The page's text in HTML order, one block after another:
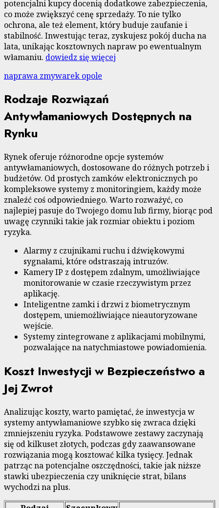
potencjalni kupcy docenią dodatkowe zabezpieczenia,
co może zwiększyć cenę sprzedaży. To nie tylko
ochrona, ale też element, który buduje zaufanie i
stabilność. Inwestując teraz, zyskujesz pokój ducha na
lata, unikając kosztownych napraw po ewentualnym
włamaniu. dowiedz się więcej
naprawa zmywarek opole
Rodzaje Rozwiązań
Antywłamaniowych Dostępnych na
Rynku
Rynek oferuje różnorodne opcje systemów
antywłamaniowych, dostosowane do różnych potrzeb i
budżetów. Od prostych zamków elektronicznych po
kompleksowe systemy z monitoringiem, każdy może
znaleźć coś odpowiedniego. Warto rozważyć, co
najlepiej pasuje do Twojego domu lub firmy, biorąc pod
uwagę czynniki takie jak rozmiar obiektu i poziom
ryzyka.
Alarmy z czujnikami ruchu i dźwiękowymi
sygnałami, które odstraszają intruzów.
Kamery IP z dostępem zdalnym, umożliwiające
monitorowanie w czasie rzeczywistym przez
aplikację.
Inteligentne zamki i drzwi z biometrycznym
dostępem, uniemożliwiające nieautoryzowane
wejście.
Systemy zintegrowane z aplikacjami mobilnymi,
pozwalające na natychmiastowe powiadomienia.
Koszt Inwestycji w Bezpieczeństwo a
Jej Zwrot
Analizując koszty, warto pamiętać, że inwestycja w
systemy antywłamaniowe szybko się zwraca dzięki
zmniejszeniu ryzyka. Podstawowe zestawy zaczynają
się od kilkuset złotych, podczas gdy zaawansowane
rozwiązania mogą kosztować kilka tysięcy. Jednak
patrząc na potencjalne oszczędności, takie jak niższe
stawki ubezpieczenia czy uniknięcie strat, bilans
wychodzi na plus.